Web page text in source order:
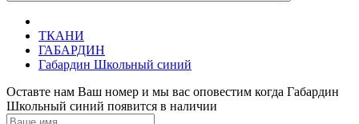
ТКАНИ
ГАБАРДИН
Габардин Школьный синий
Оставте нам Ваш номер и мы вас оповестим когда Габардин
Школьный синий появится в наличии